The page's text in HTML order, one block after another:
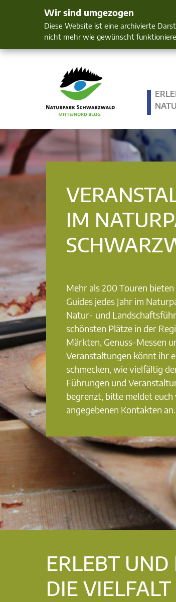
Wir sind umgezogen
Diese Website ist eine archivierte
nicht mehr wie gewünscht
IM
Mehr als 200 Touren
Guides jedes Jahr im
Natur- und
schönsten Plätze in der
Märkten, Genuss-Messen
Veranstaltungen könnt ihr
schmecken, wie vielfältig
Führungen und
begrenzt, bitte meldet euch
angegebenen Kontakten an.
ERLEBT UND
DIE